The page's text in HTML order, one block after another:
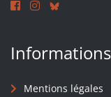
Informations
Mentions légales